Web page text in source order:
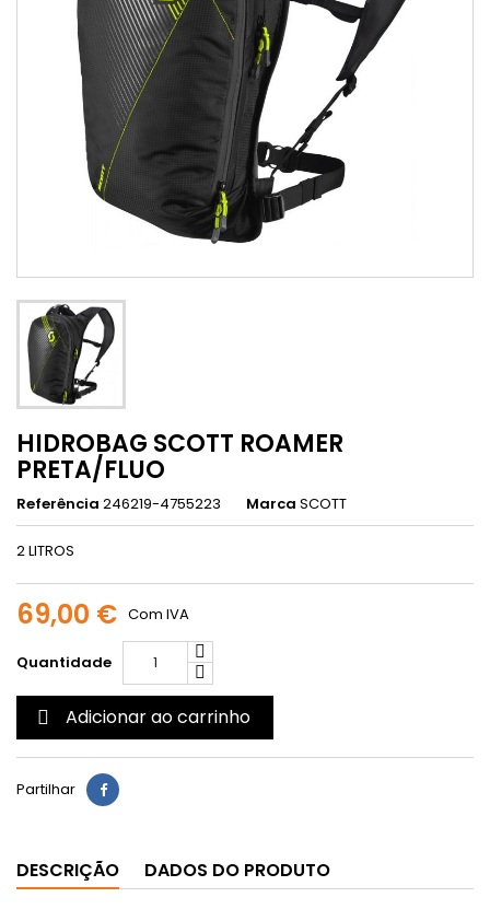
HIDROBAG SCOTT ROAMER
PRETA/FLUO
Referência 246219-4755223 Marca SCOTT
2 LITROS
69,00 € Com IVA
Quantidade
 Adicionar ao carrinho
Partilhar
DESCRIÇÃO DADOS DO PRODUTO